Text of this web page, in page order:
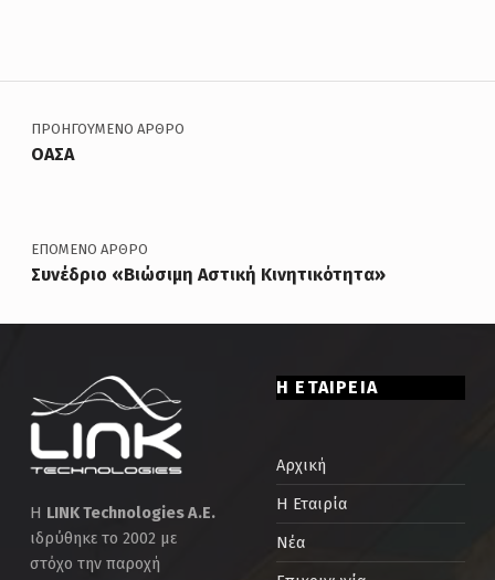
Skip back to main navigation
Πλοήγηση άρθρων
ΠΡΟΗΓΟΎΜΕΝΟ ΆΡΘΡΟ
OΑΣΑ
ΕΠΌΜΕΝΟ ΆΡΘΡΟ
Συνέδριο «Βιώσιμη Αστική Κινητικότητα»
Η LINK Technologies Α.Ε.
ιδρύθηκε το 2002 με
στόχο την παροχή
Η ΕΤΑΙΡΕΙΑ
Αρχική
Η Εταιρία
Νέα